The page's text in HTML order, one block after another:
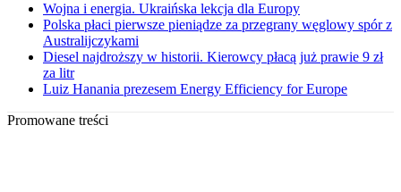
Wojna i energia. Ukraińska lekcja dla Europy
Polska płaci pierwsze pieniądze za przegrany węglowy spór z
Australijczykami
Diesel najdroższy w historii. Kierowcy płacą już prawie 9 zł
za litr
Luiz Hanania prezesem Energy Efficiency for Europe
Promowane treści